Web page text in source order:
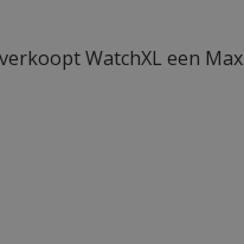
WatchXL een Max